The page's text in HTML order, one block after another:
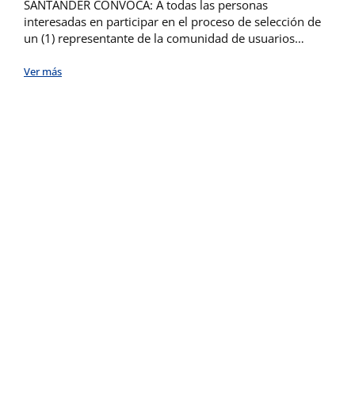
SANTANDER CONVOCA: A todas las personas
interesadas en participar en el proceso de selección de
un (1) representante de la comunidad de usuarios…
Ver más